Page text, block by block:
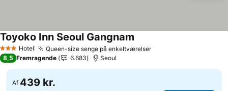
3 StjernerHotel Queen-size senge på enkeltværelserSe priser
Toyoko Inn Seoul Gangnam
8,5 Fremragende 6.683 Seoul
Af 439 kr.